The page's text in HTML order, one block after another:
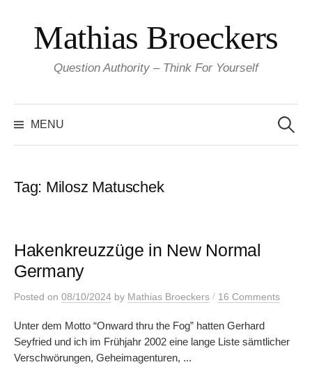
content
Mathias Broeckers
Question Authority – Think For Yourself
MENU
for:
Tag: Milosz Matuschek
Hakenkreuzzüge in New Normal
Germany
Posted on 08/10/2024 by Mathias Broeckers / 16 Comments
Unter dem Motto “Onward thru the Fog” hatten Gerhard
Seyfried und ich im Frühjahr 2002 eine lange Liste sämtlicher
Verschwörungen, Geheimagenturen, ...